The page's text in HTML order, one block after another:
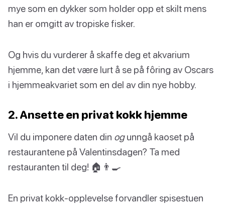
mye som en dykker som holder opp et skilt mens
han er omgitt av tropiske fisker.
Og hvis du vurderer å skaffe deg et akvarium
hjemme, kan det være lurt å se på fôring av Oscars
i hjemmeakvariet som en del av din nye hobby.
2. Ansette en privat kokk hjemme
Vil du imponere daten din ogunngå kaoset på
restaurantene på Valentinsdagen? Ta med
restauranten til deg! 🏠👨‍🍳
En privat kokk-opplevelse forvandler spisestuen